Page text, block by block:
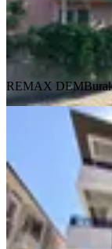
REMAX DEM
Ara
REMAX DEM
SIFIR BİNA